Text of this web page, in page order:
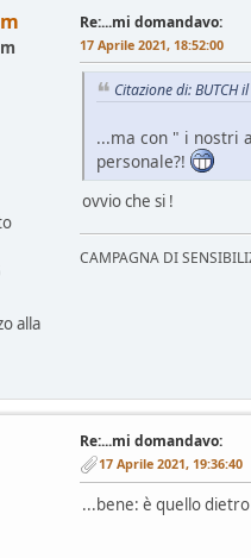
alla
Re:...mi domandavo:
17 Aprile 2021, 18:52:00
Citazione di: BUTCH
...ma con " i nostri
personale?!
ovvio che si !
CAMPAGNA DI
Re:...mi domandavo:
17 Aprile 2021, 19:36:40
...bene: è quello